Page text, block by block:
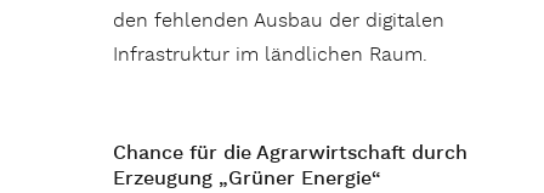
den fehlenden Ausbau der digitalen
Infrastruktur im ländlichen Raum.
Chance für die Agrarwirtschaft durch
Erzeugung „Grüner Energie“